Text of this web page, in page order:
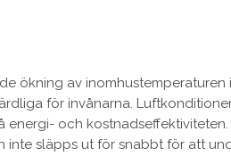
ökning av inomhustemperaturen
för invånarna.
energi- och
inte släpps ut för snabbt för att